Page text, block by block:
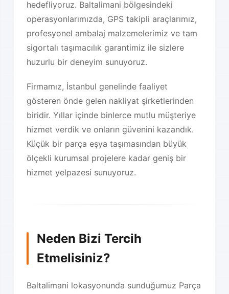
hedefliyoruz. Baltalimani bölgesindeki
operasyonlarımızda, GPS takipli araçlarımız,
profesyonel ambalaj malzemelerimiz ve tam
sigortalı taşımacılık garantimiz ile sizlere
huzurlu bir deneyim sunuyoruz.
Firmamız, İstanbul genelinde faaliyet
gösteren önde gelen nakliyat şirketlerinden
biridir. Yıllar içinde binlerce mutlu müşteriye
hizmet verdik ve onların güvenini kazandık.
Küçük bir parça eşya taşımasından büyük
ölçekli kurumsal projelere kadar geniş bir
hizmet yelpazesi sunuyoruz.
Neden Bizi Tercih
Etmelisiniz?
Baltalimani lokasyonunda sunduğumuz Parça